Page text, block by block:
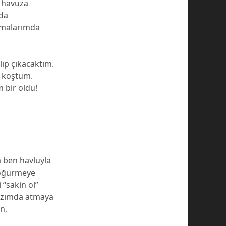
çıkacaktım.
koştum.
bir oldu!
ben havluyla
ol”
atmaya